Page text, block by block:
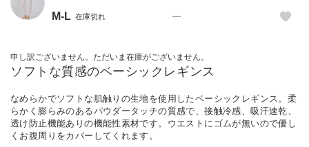
M-L 在庫切れ —
申し訳ございません。ただいま在庫がございません。
ソフトな質感のベーシックレギンス
なめらかでソフトな肌触りの生地を使用したベーシックレギンス。柔
らかく膨らみのあるパウダータッチの質感で、接触冷感、吸汗速乾、
透け防止機能ありの機能性素材です。ウエストにゴムが無いので優し
くお腹周りをカバーしてくれます。